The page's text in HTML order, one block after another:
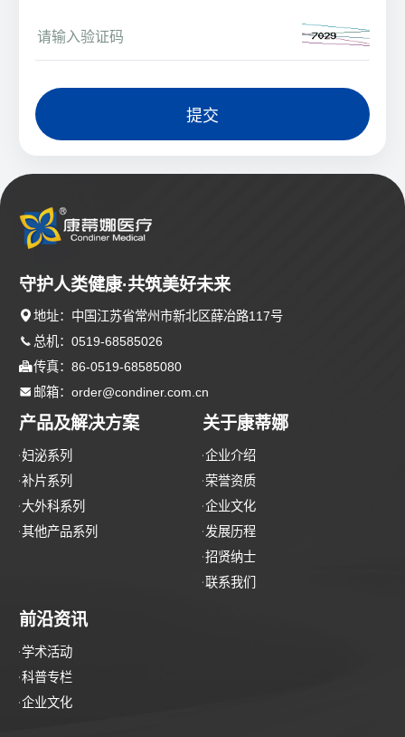
提交
守护人类健康·共筑美好未来
 地址：中国江苏省常州市新北区薛冶路117号
 总机：0519-68585026
传真：86-0519-68585080
 邮箱：order@condiner.com.cn
产品及解决方案
妇泌系列
补片系列
大外科系列
其他产品系列
关于康蒂娜
企业介绍
荣誉资质
企业文化
发展历程
招贤纳士
联系我们
前沿资讯
学术活动
科普专栏
企业文化